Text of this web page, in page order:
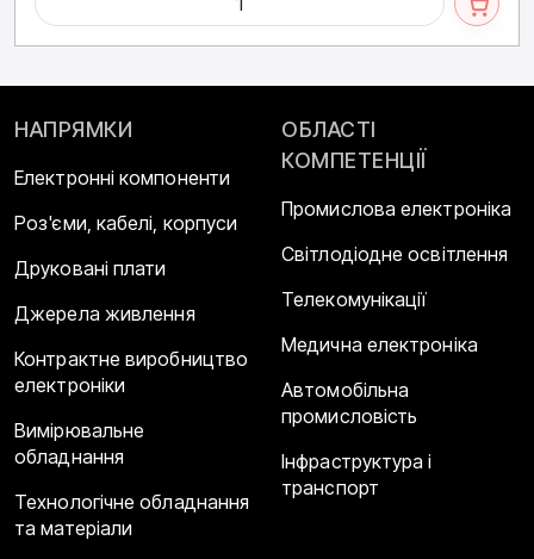
НАПРЯМКИ
Електронні компоненти
Роз'єми, кабелі, корпуси
Друковані плати
Джерела живлення
Контрактне виробництво
електроніки
Вимірювальне
обладнання
Технологічне обладнання
та матеріали
ОБЛАСТІ
КОМПЕТЕНЦІЇ
Промислова електроніка
Світлодіодне освітлення
Телекомунікації
Медична електроніка
Автомобільна
промисловість
Інфраструктура і
транспорт